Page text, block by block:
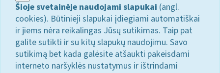
Šioje svetainėje naudojami slapukai (angl.
cookies). Būtinieji slapukai įdiegiami automatiškai
ir jiems nėra reikalingas Jūsų sutikimas. Taip pat
galite sutikti ir su kitų slapukų naudojimu. Savo
sutikimą bet kada galėsite atšaukti pakeisdami
interneto naršyklės nustatymus ir ištrindami